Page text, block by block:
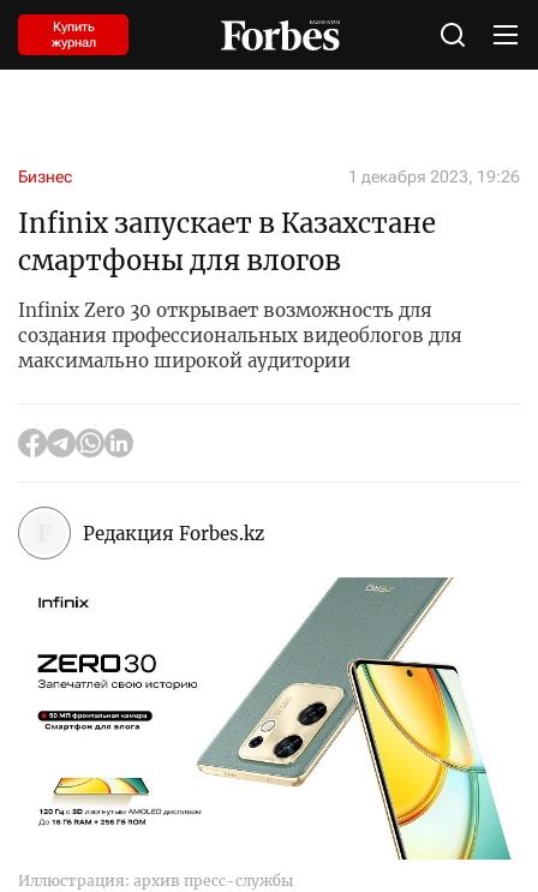
Купить
журнал
Бизнес 1 декабря 2023, 19:26
Infinix запускает в Казахстане
смартфоны для влогов
Infinix Zero 30 открывает возможность для
создания профессиональных видеоблогов для
максимально широкой аудитории
Редакция Forbes.kz
Иллюстрация: архив пресс-службы